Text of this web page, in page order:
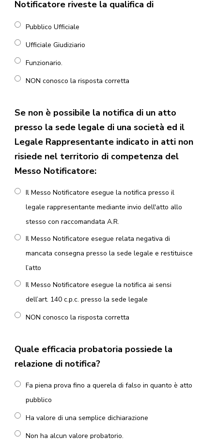
Notificatore riveste la qualifica di
Pubblico Ufficiale
Ufficiale Giudiziario
Funzionario.
NON conosco la risposta corretta
Se non è possibile la notifica di un atto
presso la sede legale di una società ed il
Legale Rappresentante indicato in atti non
risiede nel territorio di competenza del
Messo Notificatore:
Il Messo Notificatore esegue la notifica presso il
legale rappresentante mediante invio dell'atto allo
stesso con raccomandata A.R.
Il Messo Notificatore esegue relata negativa di
mancata consegna presso la sede legale e restituisce
l’atto
Il Messo Notificatore esegue la notifica ai sensi
dell’art. 140 c.p.c. presso la sede legale
NON conosco la risposta corretta
Quale efficacia probatoria possiede la
relazione di notifica?
Fa piena prova fino a querela di falso in quanto è atto
pubblico
Ha valore di una semplice dichiarazione
Non ha alcun valore probatorio.